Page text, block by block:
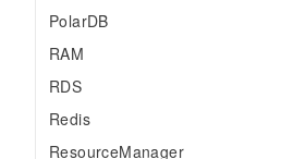
PolarDB
RAM
RDS
Redis
ResourceManager